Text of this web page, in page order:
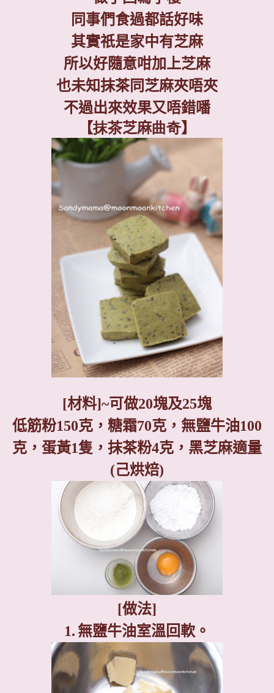
同事們食過都話好味
其實祇是家中有芝麻
所以好隨意咁加上芝麻
也未知抹茶同芝麻夾唔夾
不過出來效果又唔錯噃
【抹茶芝麻曲奇】
[材料]~可做20塊及25塊
低筋粉150克，糖霜70克，無鹽牛油100
克，蛋黃1隻，抹茶粉4克，黑芝麻適量
(己烘焙)
[做法]
1. 無鹽牛油室溫回軟。